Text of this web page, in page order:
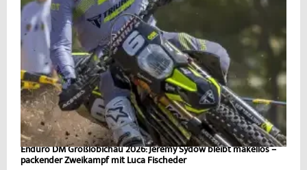
Enduro DM Großlöbichau 2026: Jeremy Sydow bleibt makellos –
packender Zweikampf mit Luca Fischeder